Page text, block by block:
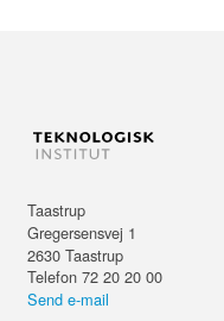
Taastrup
Gregersensvej 1
2630 Taastrup
Telefon 72 20 20 00
Send e-mail